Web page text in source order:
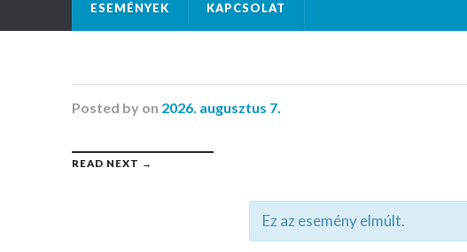
ESEMÉNYEK KAPCSOLAT
Posted by on 2026. augusztus 7.
READ NEXT →
Ez az esemény elmúlt.